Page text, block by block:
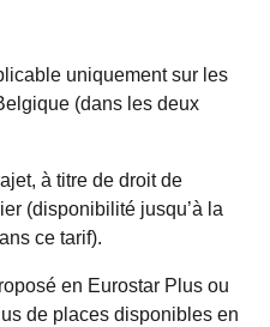
uniquement sur les
(dans les deux
à titre de droit de
(disponibilité jusqu’à la
ce tarif).
en Eurostar Plus ou
de places disponibles en